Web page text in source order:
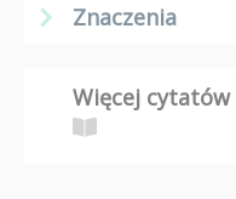
Znaczenia
Więcej